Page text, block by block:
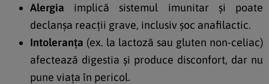
Alergia implică sistemul imunitar și poate
declanșa reacții grave, inclusiv șoc anafilactic.
Intoleranța (ex. la lactoză sau gluten non-celiac)
afectează digestia și produce disconfort, dar nu
pune viața în pericol.